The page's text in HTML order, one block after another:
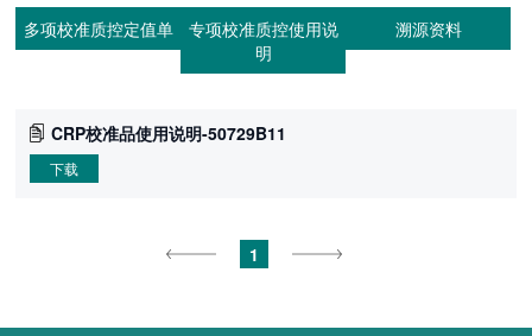
多项校准质控定值单
专项校准质控使用说
明
溯源资料
CRP校准品使用说明-50729B11
下载
1